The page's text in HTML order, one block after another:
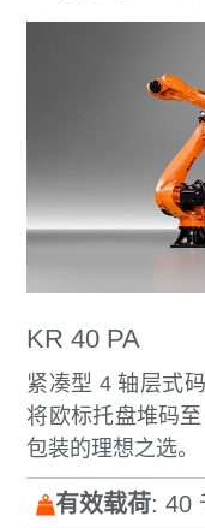
KR 40 PA
紧凑型 4 轴层式
将欧标托盘堆码
包装的理想之选。
有效载荷: 40